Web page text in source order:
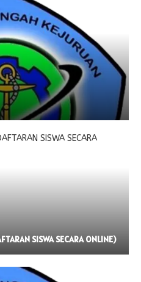
SISWA SECARA ONLINE)